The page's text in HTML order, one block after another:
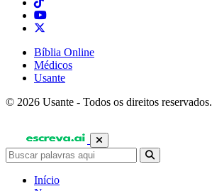
Bíblia Online
Médicos
Usante
© 2026 Usante - Todos os direitos reservados.
Início